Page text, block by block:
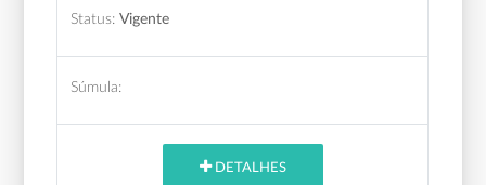
Status: Vigente
Súmula:
DETALHES